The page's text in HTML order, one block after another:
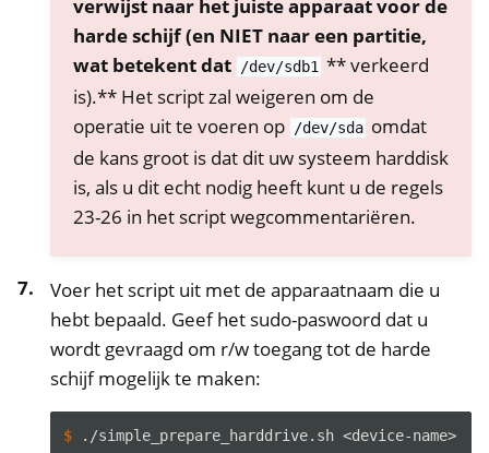
verwijst naar het juiste apparaat voor de
harde schijf (en NIET naar een partitie,
wat betekent dat
/dev/sdb1 ** verkeerd
is).** Het script zal weigeren om de
operatie uit te voeren op
/dev/sda omdat
de kans groot is dat dit uw systeem harddisk
is, als u dit echt nodig heeft kunt u de regels
23-26 in het script wegcommentariëren.
Voer het script uit met de apparaatnaam die u
hebt bepaald. Geef het sudo-paswoord dat u
wordt gevraagd om r/w toegang tot de harde
schijf mogelijk te maken:
$ ./simple_prepare_harddrive.sh